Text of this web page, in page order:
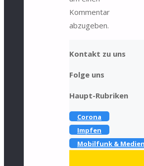
Kommentar
abzugeben.
Kontakt zu uns
Folge uns
Haupt-Rubriken
Corona
Impfen
Mobilfunk & Medien